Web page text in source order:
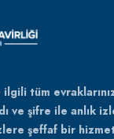
tüm
ve şifre ile anlık
şeffaf bir